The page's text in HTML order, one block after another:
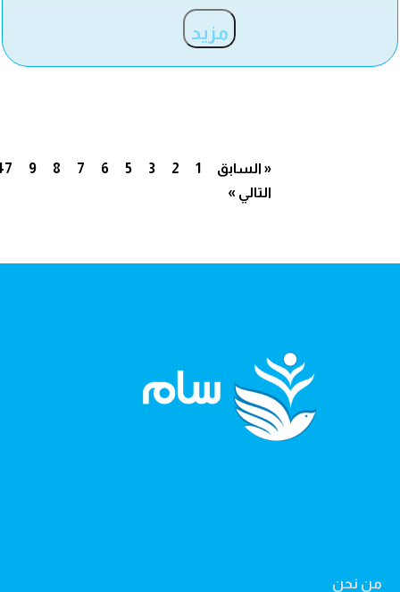
مزيد
« السابق 1
2
3
5
6
7
8
9
التالي »
من نحن